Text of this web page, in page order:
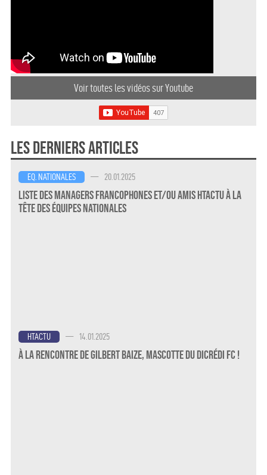
Voir toutes les vidéos sur Youtube
Les derniers articles
EQ. NATIONALES — 20.01.2025
Liste des Managers Francophones et/ou amis HTActu à la
Tête des Équipes Nationales
HTACTU — 14.01.2025
À la rencontre de Gilbert Baize, mascotte du Dicrédi FC !